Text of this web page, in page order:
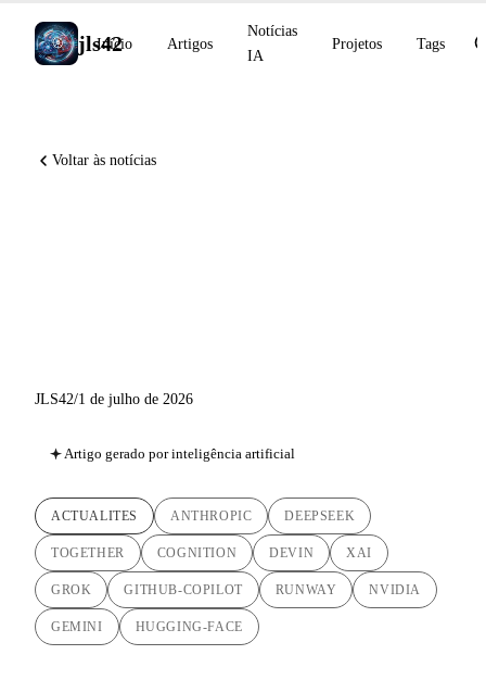
jls42
Início Artigos
Notícias
IA
Projetos Tags
Voltar às notícias
JLS42/1 de julho de 2026
Artigo gerado por inteligência artificial
ACTUALITES ANTHROPIC DEEPSEEK
TOGETHER COGNITION DEVIN XAI
GROK GITHUB-COPILOT RUNWAY NVIDIA
GEMINI HUGGING-FACE